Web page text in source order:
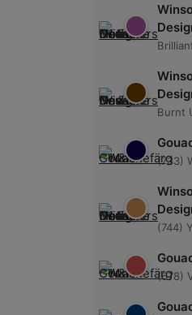
Burnt
(733)
(744)
(678)